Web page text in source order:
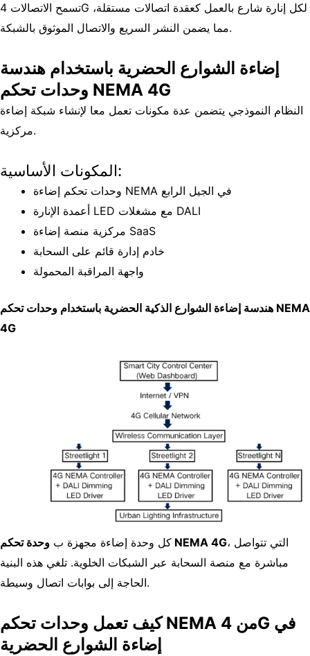
تسمح الاتصالات 4G لكل إنارة شارع بالعمل كعقدة اتصالات مستقلة،
مما يضمن النشر السريع والاتصال الموثوق بالشبكة.
إضاءة الشوارع الحضرية باستخدام هندسة
وحدات تحكم NEMA 4G
النظام النموذجي يتضمن عدة مكونات تعمل معا لإنشاء شبكة إضاءة
مركزية.
المكونات الأساسية:
وحدات تحكم إضاءة NEMA في الجيل الرابع
أعمدة الإنارة LED مع مشغلات DALI
مركزية منصة إضاءة SaaS
خادم إدارة قائم على السحابة
واجهة المراقبة المحمولة
هندسة إضاءة الشوارع الذكية الحضرية باستخدام وحدات تحكم NEMA
4G
كل وحدة إضاءة مجهزة ب وحدة تحكم NEMA 4G، التي تتواصل
مباشرة مع منصة السحابة عبر الشبكات الخلوية. تلغي هذه البنية
الحاجة إلى بوابات اتصال وسيطة.
كيف تعمل وحدات تحكم NEMA من 4G في
إضاءة الشوارع الحضرية